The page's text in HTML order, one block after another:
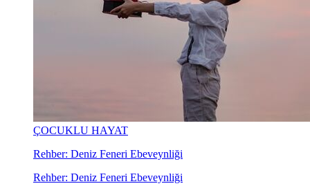
ÇOCUKLU HAYAT
Rehber: Deniz Feneri Ebeveynliği
Rehber: Deniz Feneri Ebeveynliği